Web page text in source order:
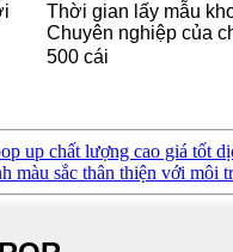
Thời gian lấy mẫu
Chuyên nghiệp của
500 cái
up chất lượng cao giá tốt
màu sắc thân thiện với môi